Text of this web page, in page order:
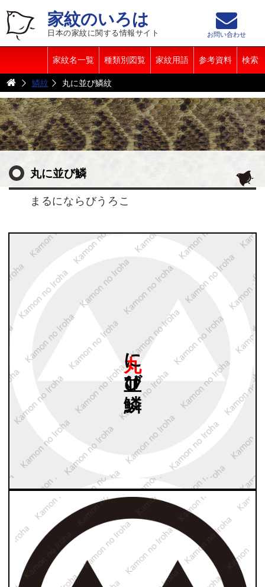
家紋のいろは
日本の家紋に関する情報サイト
家紋名一覧 種類別図覧 家紋用語 参考資料 検索
お問い合わせ
鱗紋 丸に並び鱗紋
丸に並び鱗
まるにならびうろこ
鱗